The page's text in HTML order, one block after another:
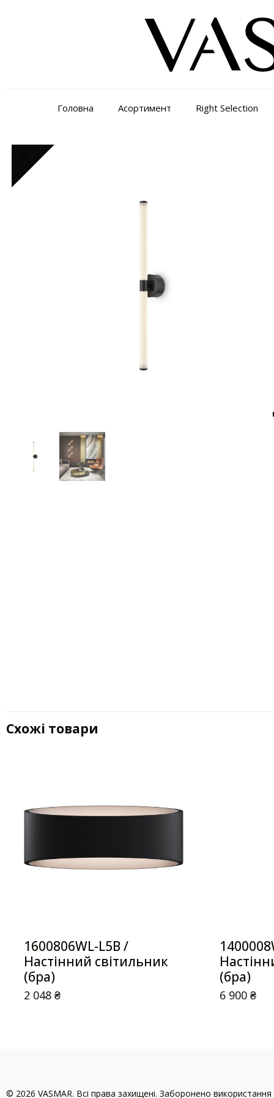
Головна Асортимент Right Selection
Схожі товари
1600806WL-L5B /
Настінний світильник
(бра)
2 048₴
(бра)
6 900₴
© 2026 VASMAR. Всі права захищені. Заборонено використання